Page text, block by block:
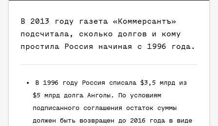
В 2013 году газета «Коммерсантъ»
подсчитала, сколько долгов и кому
простила Россия начиная с 1996 года.
В 1996 году Россия списала $3,5 млрд из
$5 млрд долга Анголы. По условиям
подписанного соглашения остаток суммы
должен быть возвращен до 2016 года в виде